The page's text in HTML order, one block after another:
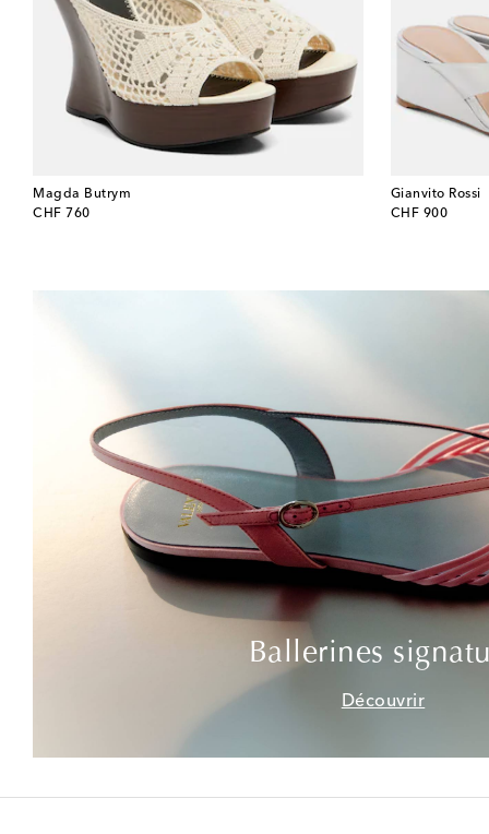
Magda Butrym
CHF 760
original price
Gianvito Rossi
CHF 900
original price
Ballerines
Découvrir